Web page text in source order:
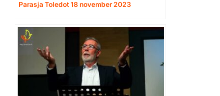
Parasja Toledot 18 november 2023